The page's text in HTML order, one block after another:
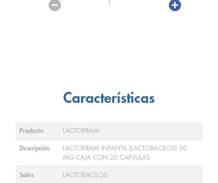
1
Características
Producto LACTOPRAM
Descripción
LACTOPRAM INFANTIL (LACTOBACILOS) 50
MG CAJA CON 20 CAPSULAS
Sales LACTOBACILOS